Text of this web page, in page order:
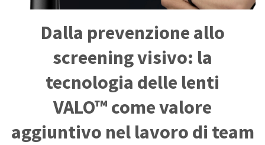
Dalla prevenzione allo
screening visivo: la
tecnologia delle lenti
VALO™ come valore
aggiuntivo nel lavoro di team